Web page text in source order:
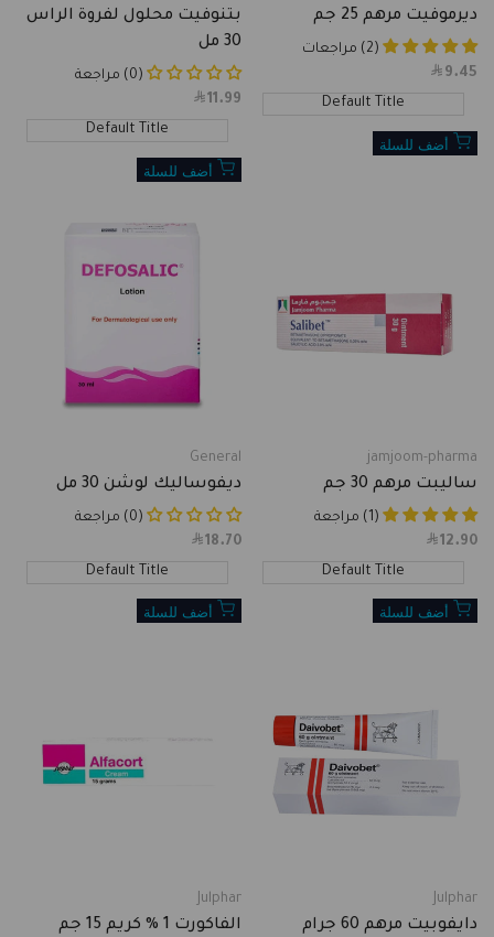
ديرموفيت مرهم 25 جم
(2) مراجعات
Sale
9.45
Default Title
أضف للسلة
بتنوفيت محلول لفروة الراس
30 مل
(0) مراجعة
Sale
11.99
Default Title
أضف للسلة
Vendor:
jamjoom-pharma
ساليبت مرهم 30 جم
(1) مراجعة
Sale
12.90
Default Title
أضف للسلة
Vendor:
General
ديفوساليك لوشن 30 مل
(0) مراجعة
Sale
18.70
Default Title
أضف للسلة
Vendor:
Julphar
دايفوبيت مرهم 60 جرام
Vendor:
Julphar
الفاكورت 1 % كريم 15 جم